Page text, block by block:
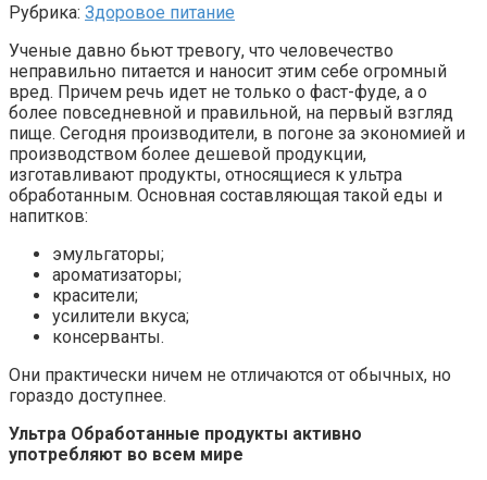
Рубрика: Здоровое питание
Ученые давно бьют тревогу, что человечество
неправильно питается и наносит этим себе огромный
вред. Причем речь идет не только о фаст-фуде, а о
более повседневной и правильной, на первый взгляд
пище. Сегодня производители, в погоне за экономией и
производством более дешевой продукции,
изготавливают продукты, относящиеся к ультра
обработанным. Основная составляющая такой еды и
напитков:
эмульгаторы;
ароматизаторы;
красители;
усилители вкуса;
консерванты.
Они практически ничем не отличаются от обычных, но
гораздо доступнее.
Ультра Обработанные продукты активно
употребляют во всем мире